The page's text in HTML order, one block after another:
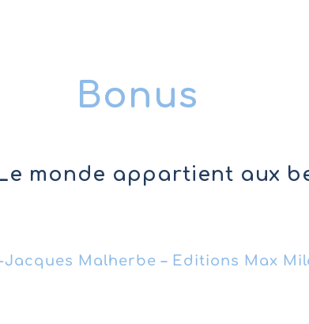
Bonus
monde appartient aux
Jacques Malherbe – Editions Max